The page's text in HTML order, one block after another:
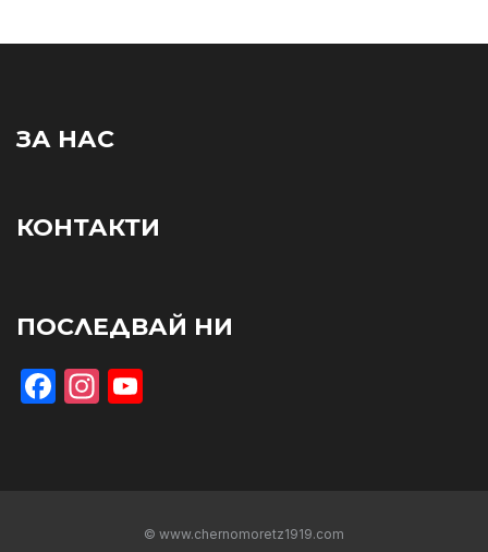
ЗА НАС
КОНТАКТИ
ПОСЛЕДВАЙ НИ
Facebook
Instagram
© www.chernomoretz1919.com